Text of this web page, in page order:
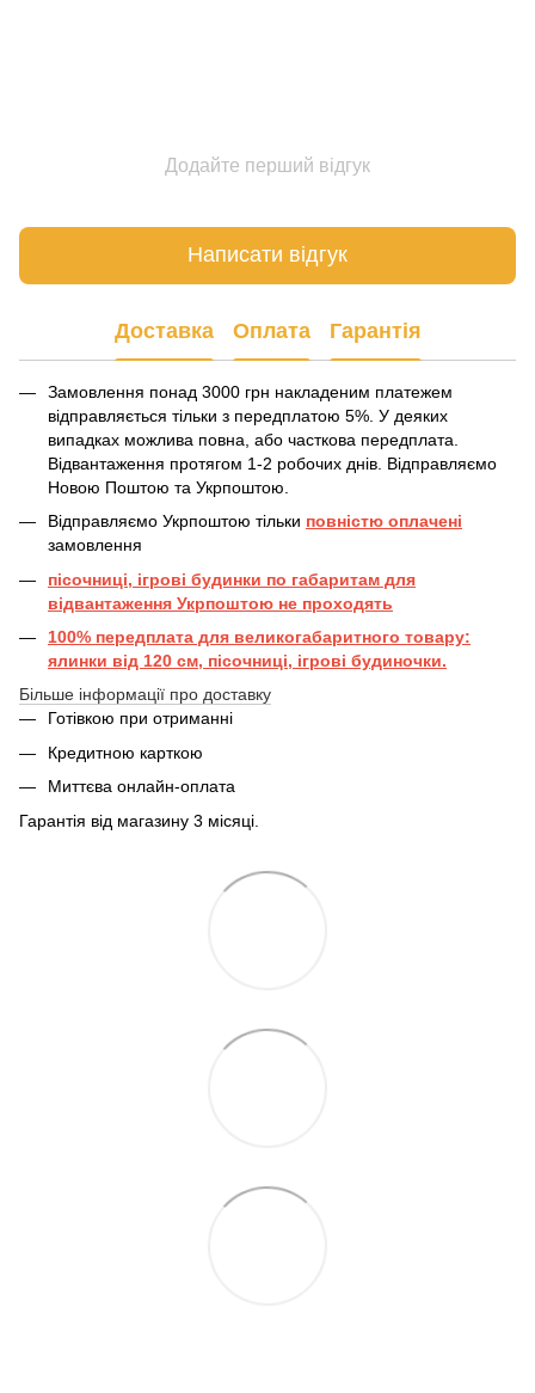
Додайте перший відгук
Написати відгук
Доставка Оплата Гарантія
Замовлення понад 3000 грн накладеним платежем
відправляється тільки з передплатою 5%. У деяких
випадках можлива повна, або часткова передплата.
Відвантаження протягом 1-2 робочих днів. Відправляємо
Новою Поштою та Укрпоштою.
Відправляємо Укрпоштою тільки повністю оплачені
замовлення
пісочниці, ігрові будинки по габаритам для
відвантаження Укрпоштою не проходять
100% передплата для великогабаритного товару:
ялинки від 120 см, пісочниці, ігрові будиночки.
Більше інформації про доставку
Готівкою при отриманні
Кредитною карткою
Миттєва онлайн-оплата
Гарантія від магазину 3 місяці.